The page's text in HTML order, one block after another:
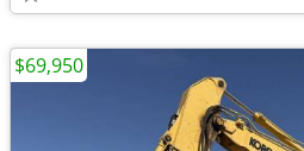
$69,950